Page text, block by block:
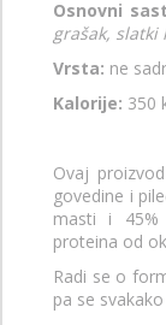
Osnovni
grašak,
Vrsta: ne
Kalorije: 350
Ovaj
govedine i
masti i
proteina od
Radi se o
pa se